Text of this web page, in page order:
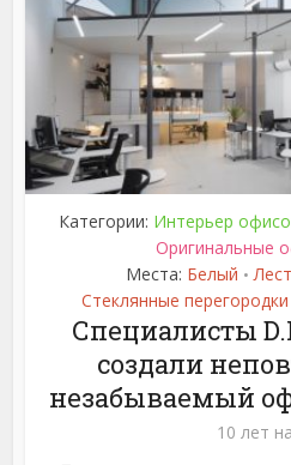
Категории: Интерьер
Оригинальные
Места: Белый •
Стеклянные перегородки
Специалисты
создали
незабываемый
10 лет